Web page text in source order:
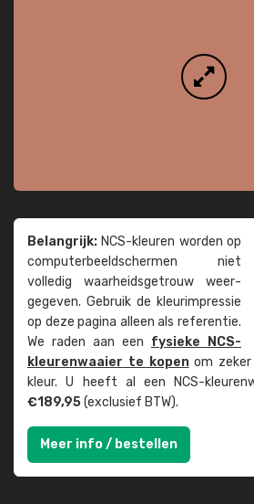
Belangrijk: NCS-kleuren worden op
computer­beeld­schermen niet
volledig waarheids­­getrouw weer­
gegeven. Gebruik de kleur­impressie
op deze pagina alleen als referentie.
We raden aan een fysieke NCS-
kleuren­waaier te kopenom zeker
kleur. U heeft al een NCS-
€189,95(exclusief BTW).
Meer info / bestellen